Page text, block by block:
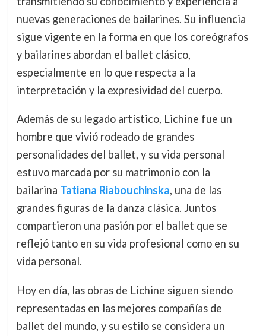
nuevas generaciones de bailarines. Su influencia
sigue vigente en la forma en que los coreógrafos
y bailarines abordan el ballet clásico,
especialmente en lo que respecta a la
interpretación y la expresividad del cuerpo.
Además de su legado artístico, Lichine fue un
hombre que vivió rodeado de grandes
personalidades del ballet, y su vida personal
estuvo marcada por su matrimonio con la
bailarina Tatiana Riabouchinska, una de las
grandes figuras de la danza clásica. Juntos
compartieron una pasión por el ballet que se
reflejó tanto en su vida profesional como en su
vida personal.
Hoy en día, las obras de Lichine siguen siendo
representadas en las mejores compañías de
ballet del mundo, y su estilo se considera un